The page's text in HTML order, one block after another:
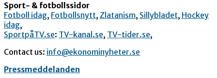
Sport- & fotbollssidor
Fotboll idag, Fotbollsnytt, Zlatanism, Sillybladet, Hockey
idag,
SportpåTV.se: TV-kanal.se, TV-tider.se,
Contact us: info@ekonominyheter.se
Pressmeddelanden